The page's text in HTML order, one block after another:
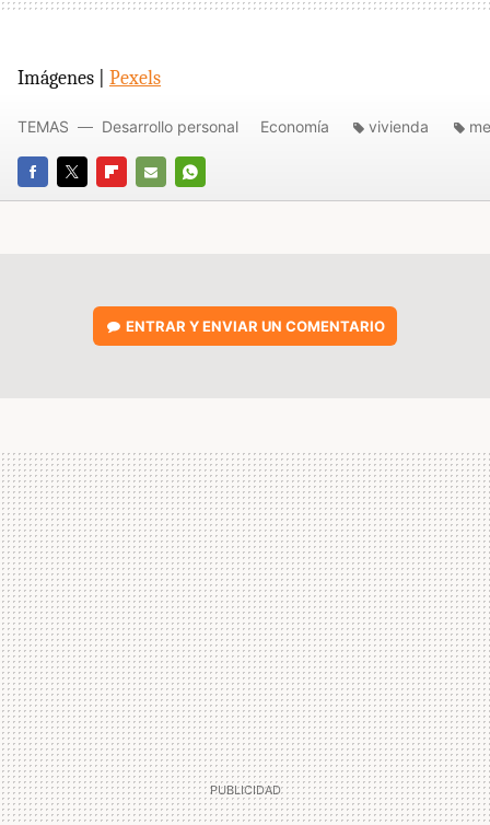
Imágenes | Pexels
FACEBOOK
TWITTERFLIPBOARD
E-
WHATSAPP
TEMAS Desarrollo personal Economía vivienda
ENTRAR Y ENVIAR UN COMENTARIO